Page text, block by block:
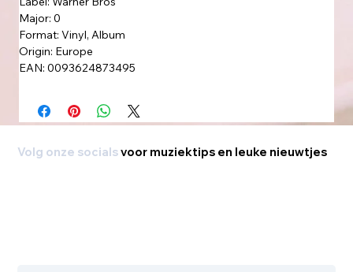
Major: 0
Format: Vinyl, Album
Origin: Europe
EAN: 0093624873495
Volg onze socialsvoor muziektips en leuke nieuwtjes